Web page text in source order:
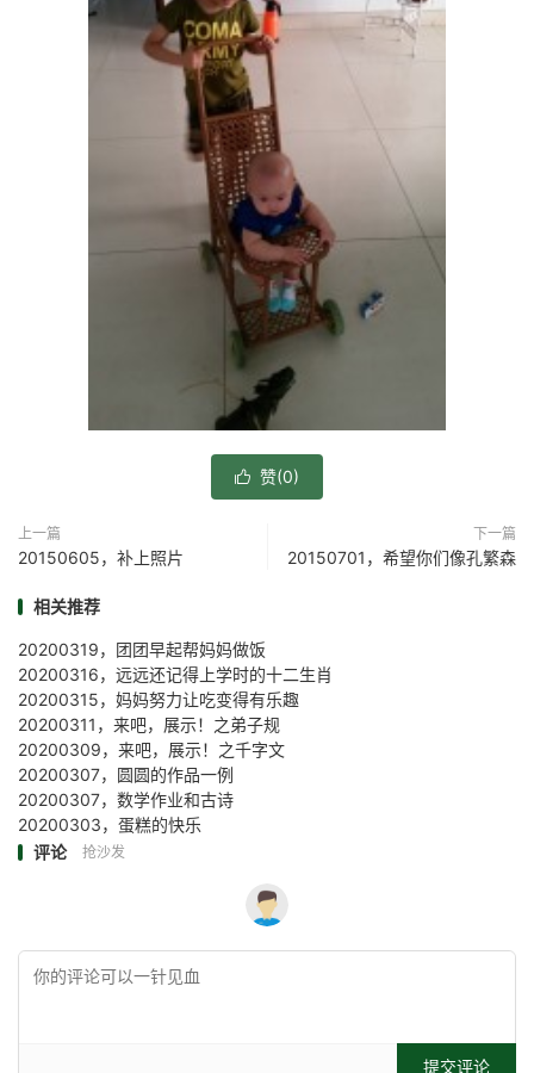
 赞(0)
上一篇
20150605，补上照片
下一篇
20150701，希望你们像孔繁森
相关推荐
20200319，团团早起帮妈妈做饭
20200316，远远还记得上学时的十二生肖
20200315，妈妈努力让吃变得有乐趣
20200311，来吧，展示！之弟子规
20200309，来吧，展示！之千字文
20200307，圆圆的作品一例
20200307，数学作业和古诗
20200303，蛋糕的快乐
评论
抢沙发
提交评论